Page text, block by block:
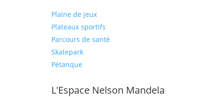
Plaine de jeux
Plateaux sportifs
Parcours de santé
Skatepark
Pétanque
L'Espace Nelson Mandela